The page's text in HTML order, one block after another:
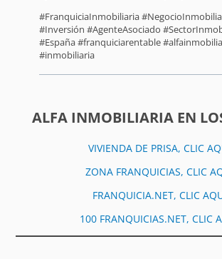
#FranquiciaInmobiliaria
#Inversión #AgenteAsociado
#España #franquiciarentable
#inmobiliaria
ALFA INMOBILIARIA EN
VIVIENDA DE PRISA, CLIC
ZONA FRANQUICIAS, CLIC
FRANQUICIA.NET, CLIC
100 FRANQUICIAS.NET, CLIC